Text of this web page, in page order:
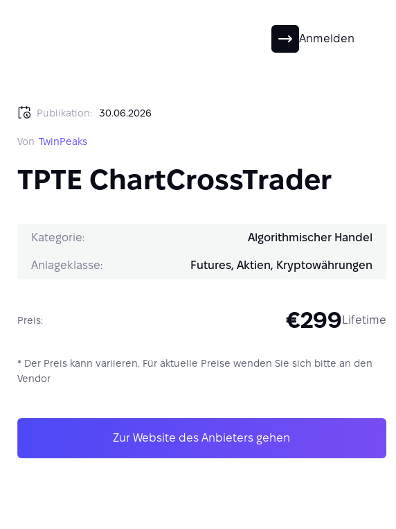
Anmelden
Publikation: 30.06.2026
Von TwinPeaks
TPTE ChartCrossTrader
Kategorie: Algorithmischer Handel
Anlageklasse: Futures, Aktien, Kryptowährungen
Preis: €299 Lifetime
* Der Preis kann variieren. Für aktuelle Preise wenden Sie sich bitte an den
Vendor
Zur Website des Anbieters gehen